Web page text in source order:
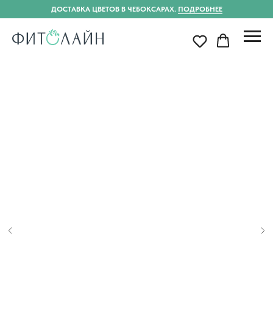
ДОСТАВКА ЦВЕТОВ В ЧЕБОКСАРАХ. ПОДРОБНЕЕ